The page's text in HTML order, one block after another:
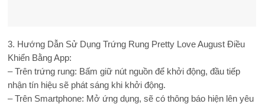
3. Hướng Dẫn Sử Dụng Trứng Rung Pretty Love August Điều
Khiển Bằng App:
– Trên trứng rung: Bấm giữ nút nguồn để khởi động, đầu tiếp
nhận tín hiệu sẽ phát sáng khi khởi động.
– Trên Smartphone: Mở ứng dụng, sẽ có thông báo hiện lên yêu